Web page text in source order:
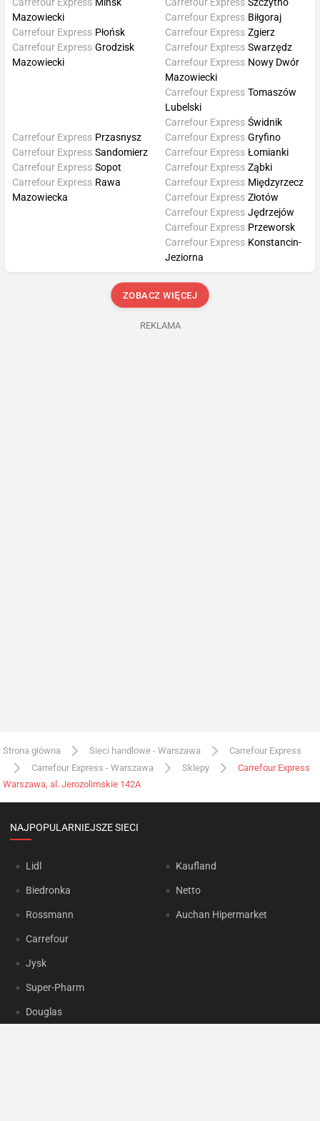
Mazowiecki
Carrefour Express Płońsk
Carrefour Express Grodzisk
Mazowiecki
Carrefour Express Biłgoraj
Carrefour Express Zgierz
Carrefour Express Swarzędz
Carrefour Express Nowy Dwór
Mazowiecki
Carrefour Express Tomaszów
Lubelski
Carrefour Express Świdnik
Carrefour Express Przasnysz
Carrefour Express Sandomierz
Carrefour Express Sopot
Carrefour Express Rawa
Mazowiecka
Carrefour Express Gryfino
Carrefour Express Łomianki
Carrefour Express Ząbki
Carrefour Express Międzyrzecz
Carrefour Express Złotów
Carrefour Express Jędrzejów
Carrefour Express Przeworsk
Carrefour Express Konstancin-
Jeziorna
ZOBACZ WIĘCEJ
REKLAMA
Strona główna Sieci handlowe - Warszawa
Carrefour Express
Carrefour Express - Warszawa
Sklepy
Carrefour Express
Warszawa, al. Jerozolimskie 142A
NAJPOPULARNIEJSZE SIECI
Lidl
Biedronka
Rossmann
Carrefour
Jysk
Super-Pharm
Douglas
Kaufland
Netto
Auchan Hipermarket